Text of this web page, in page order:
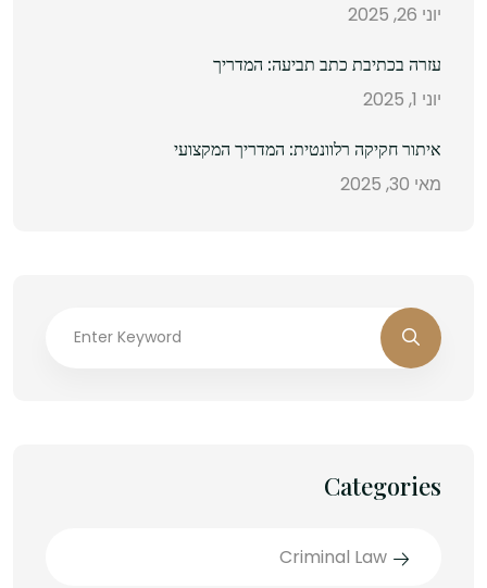
יוני 26, 2025
עזרה בכתיבת כתב תביעה: המדריך
יוני 1, 2025
איתור חקיקה רלוונטית: המדריך המקצועי
מאי 30, 2025
Categories
Criminal Law